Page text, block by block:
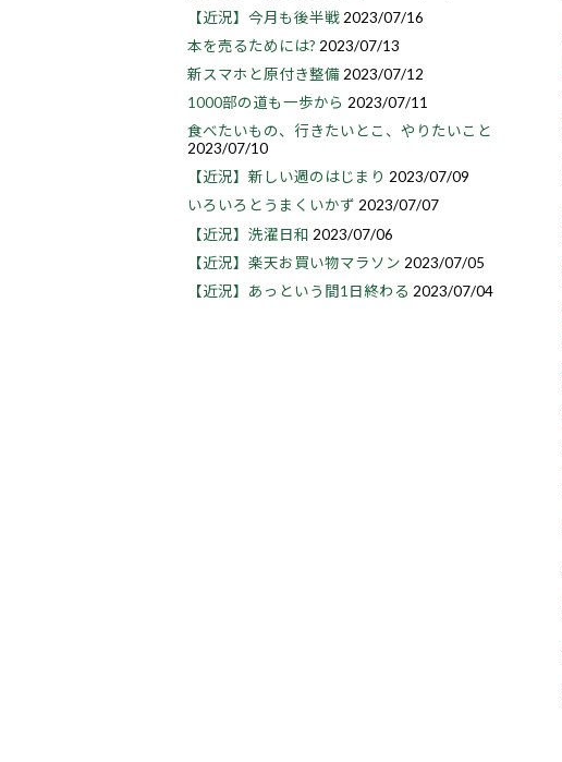
【近況】今月も後半戦 2023/07/16
本を売るためには? 2023/07/13
新スマホと原付き整備 2023/07/12
1000部の道も一歩から 2023/07/11
食べたいもの、行きたいとこ、やりたいこと
2023/07/10
【近況】新しい週のはじまり 2023/07/09
いろいろとうまくいかず 2023/07/07
【近況】洗濯日和 2023/07/06
【近況】楽天お買い物マラソン 2023/07/05
【近況】あっという間1日終わる 2023/07/04